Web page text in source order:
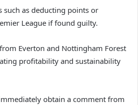
such as deducting points or
League if found guilty.
Everton and Nottingham Forest
profitability and sustainability
obtain a comment from